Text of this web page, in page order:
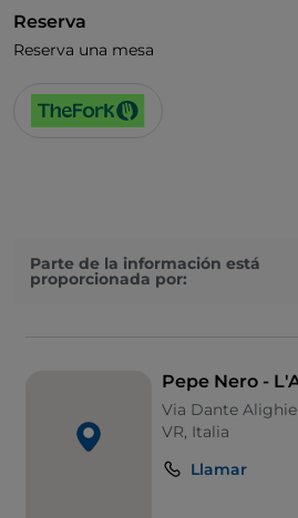
Reserva
Reserva una mesa
Parte de la información está
proporcionada por:
Pepe Nero -
Via Dante
VR, Italia
Llamar